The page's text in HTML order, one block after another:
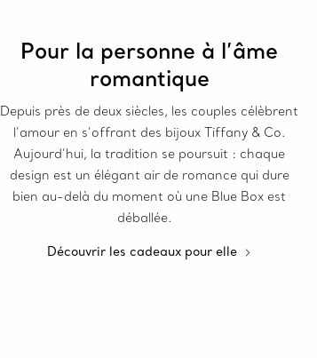
Pour la personne à l’âme
romantique
Depuis près de deux siècles, les couples célèbrent
l’amour en s’offrant des bijoux Tiffany & Co.
Aujourd’hui, la tradition se poursuit : chaque
design est un élégant air de romance qui dure
bien au-delà du moment où une Blue Box est
déballée.
Découvrir les cadeaux pour elle